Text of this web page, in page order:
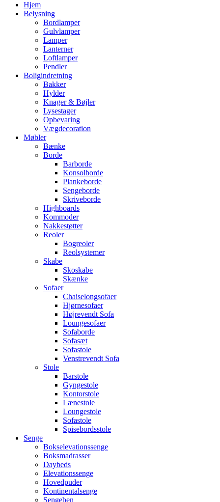
Hjem
Belysning
Bordlamper
Gulvlamper
Lamper
Lanterner
Loftlamper
Pendler
Boligindretning
Bakker
Hylder
Knager & Bøjler
Lysestager
Opbevaring
Vægdecoration
Møbler
Bænke
Borde
Barborde
Konsolborde
Plankeborde
Sengeborde
Skriveborde
Highboards
Kommoder
Nakkestøtter
Reoler
Bogreoler
Reolsystemer
Skabe
Skoskabe
Skænke
Sofaer
Chaiselongsofaer
Hjørnesofaer
Højrevendt Sofa
Loungesofaer
Sofaborde
Sofasæt
Sofastole
Venstrevendt Sofa
Stole
Barstole
Gyngestole
Kontorstole
Lænestole
Loungestole
Sofastole
Spisebordsstole
Senge
Bokselevationssenge
Boksmadrasser
Daybeds
Elevationssenge
Hovedpuder
Kontinentalsenge
Sengeben